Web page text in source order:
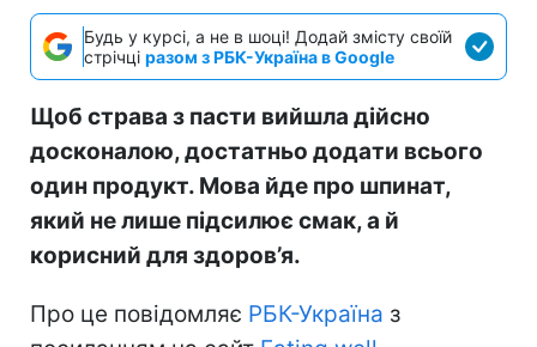
Будь у курсі, а не в шоці! Додай змісту своїй
стрічці разом з РБК-Україна в Google
Щоб страва з пасти вийшла дійсно
досконалою, достатньо додати всього
один продукт. Мова йде про шпинат,
який не лише підсилює смак, а й
корисний для здоров’я.
Про це повідомляє РБК-Україна з